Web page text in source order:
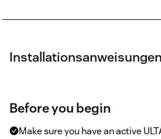
Installationsanweisungen
Before you begin
Make sure you have an active